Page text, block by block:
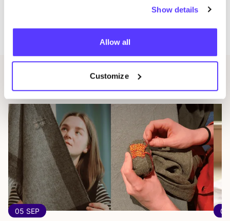
Show details
Allow all
Customize
je nieuwe favo­riete outfit.
Événements liés
05 SEP 06